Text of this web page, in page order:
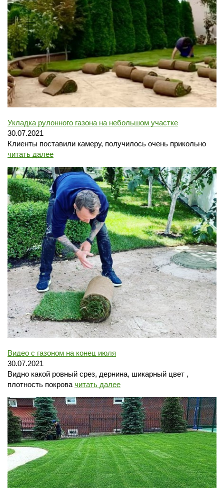
Укладка рулонного газона на небольшом участке
30.07.2021
Клиенты поставили камеру, получилось очень прикольно
читать далее
Видео с газоном на конец июля
30.07.2021
Видно какой ровный срез, дернина, шикарный цвет ,
плотность покрова читать далее